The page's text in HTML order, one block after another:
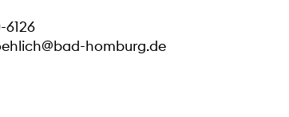
6126
homburg.de